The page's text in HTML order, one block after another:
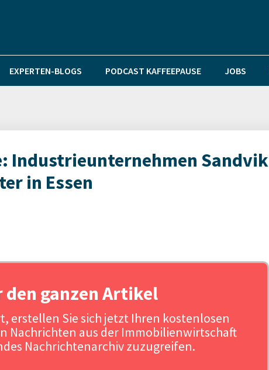
EXPERTEN-BLOGS PODCAST KAFFEEPAUSE JOBS
Industrieunternehmen Sandvik
in Essen
den ganzen Artikel
erstellen Sie sich jetzt Ihren kostenlosen
Nachrichten aus der Immobilienwirtschaft
Nachrichtenarchiv zuzugreifen.